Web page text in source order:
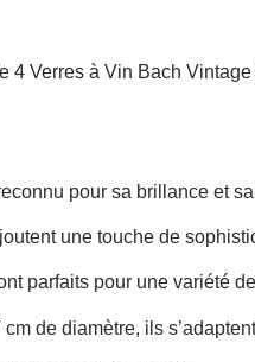
Verres à Vin Bach
pour sa brillance et
une touche de
parfaits pour une variété
de diamètre, ils